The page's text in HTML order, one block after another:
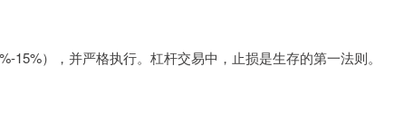
），并严格执行。杠杆交易中，止损是生存的第一法则。